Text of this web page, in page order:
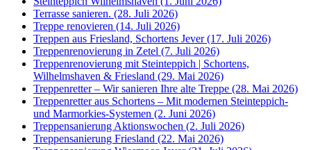
Terrasse sanieren. (28. Juli 2026)
Treppe renovieren (14. Juli 2026)
Treppen aus Friesland, Schortens Jever (17. Juli 2026)
Treppenrenovierung in Zetel (7. Juli 2026)
Treppenrenovierung mit Steinteppich | Schortens,
Wilhelmshaven & Friesland (29. Mai 2026)
Treppenretter – Wir sanieren Ihre alte Treppe (28. Mai 2026)
Treppenretter aus Schortens – Mit modernen Steinteppich-
und Marmorkies-Systemen (2. Juni 2026)
Treppensanierung Aktionswochen (2. Juli 2026)
Treppensanierung Friesland (22. Mai 2026)